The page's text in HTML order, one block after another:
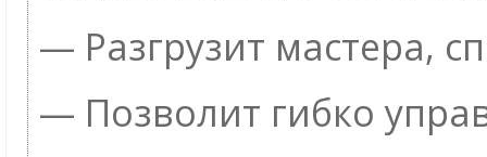
— Разгрузит мастера,
— Позволит гибко